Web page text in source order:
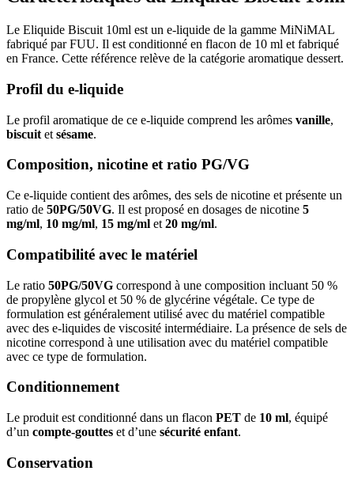
Le Eliquide Biscuit 10ml est un e-liquide de la gamme MiNiMAL
fabriqué par FUU. Il est conditionné en flacon de 10 ml et fabriqué
en France. Cette référence relève de la catégorie aromatique dessert.
Profil du e-liquide
Le profil aromatique de ce e-liquide comprend les arômes vanille,
biscuit et sésame.
Composition, nicotine et ratio PG/VG
Ce e-liquide contient des arômes, des sels de nicotine et présente un
ratio de 50PG/50VG. Il est proposé en dosages de nicotine 5
mg/ml, 10 mg/ml, 15 mg/ml et 20 mg/ml.
Compatibilité avec le matériel
Le ratio 50PG/50VG correspond à une composition incluant 50 %
de propylène glycol et 50 % de glycérine végétale. Ce type de
formulation est généralement utilisé avec du matériel compatible
avec des e-liquides de viscosité intermédiaire. La présence de sels de
nicotine correspond à une utilisation avec du matériel compatible
avec ce type de formulation.
Conditionnement
Le produit est conditionné dans un flacon PET de 10 ml, équipé
d’un compte-gouttes et d’une sécurité enfant.
Conservation